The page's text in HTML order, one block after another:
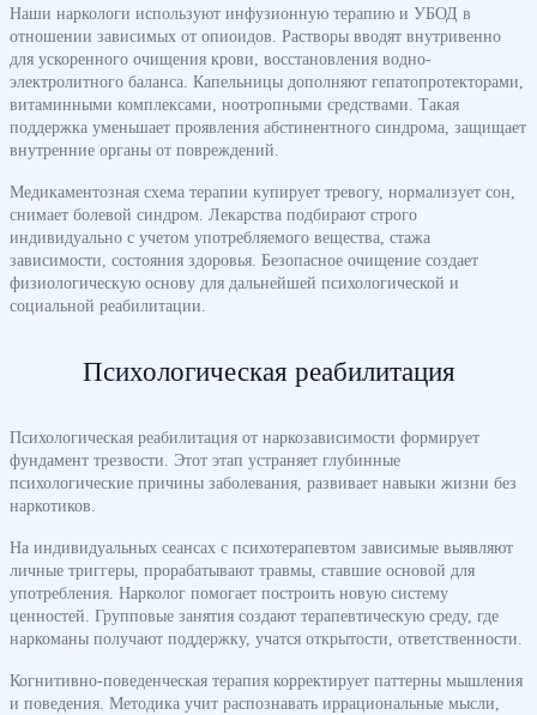
Наши наркологи используют инфузионную терапию и УБОД в
отношении зависимых от опиоидов. Растворы вводят внутривенно
для ускоренного очищения крови, восстановления водно-
электролитного баланса. Капельницы дополняют гепатопротекторами,
витаминными комплексами, ноотропными средствами. Такая
поддержка уменьшает проявления абстинентного синдрома, защищает
внутренние органы от повреждений.
Медикаментозная схема терапии купирует тревогу, нормализует сон,
снимает болевой синдром. Лекарства подбирают строго
индивидуально с учетом употребляемого вещества, стажа
зависимости, состояния здоровья. Безопасное очищение создает
физиологическую основу для дальнейшей психологической и
социальной реабилитации.
Психологическая реабилитация
Психологическая реабилитация от наркозависимости формирует
фундамент трезвости. Этот этап устраняет глубинные
психологические причины заболевания, развивает навыки жизни без
наркотиков.
На индивидуальных сеансах с психотерапевтом зависимые выявляют
личные триггеры, прорабатывают травмы, ставшие основой для
употребления. Нарколог помогает построить новую систему
ценностей. Групповые занятия создают терапевтическую среду, где
наркоманы получают поддержку, учатся открытости, ответственности.
Когнитивно-поведенческая терапия корректирует паттерны мышления
и поведения. Методика учит распознавать иррациональные мысли,